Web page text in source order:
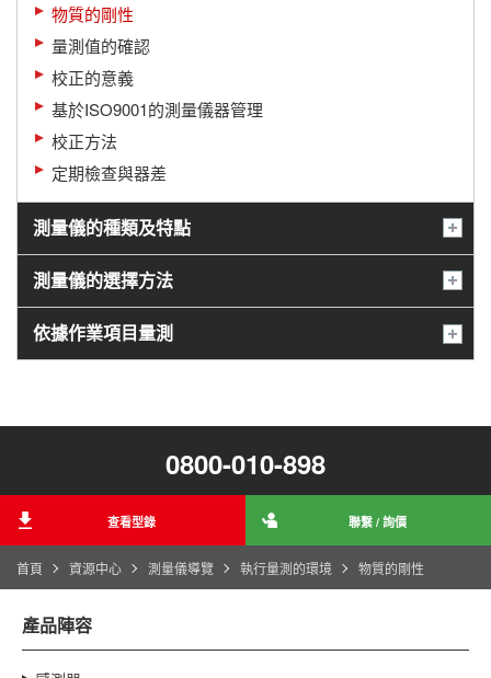
首頁 資源中心 測量儀導覽 執行量測的環境 物質的剛性
物質的剛性
量測值的確認
校正的意義
基於ISO9001的測量儀器管理
校正方法
定期檢查與器差
測量儀的種類及特點
測量儀的選擇方法
依據作業項目量測
0800-010-898
查看型錄 聯繫 / 詢價
產品陣容